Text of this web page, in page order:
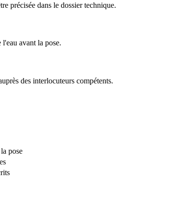
précisée dans le dossier technique.
avant la pose.
des interlocuteurs compétents.
pose